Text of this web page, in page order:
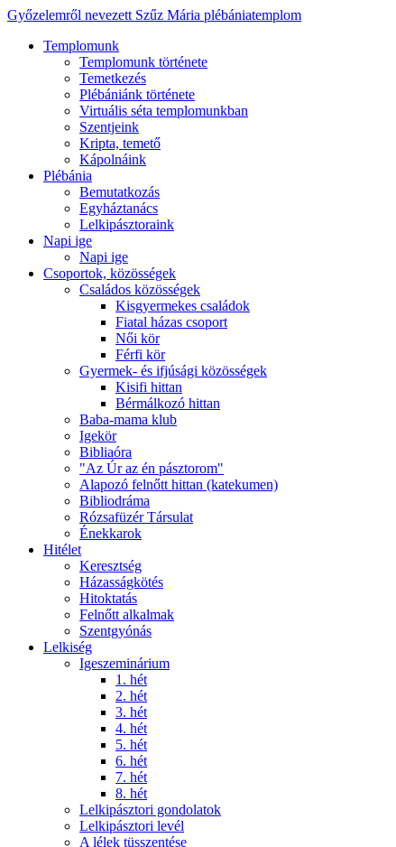
Győzelemről nevezett Szűz Mária plébániatemplom
Templomunk
Templomunk története
Temetkezés
Plébániánk története
Virtuális séta templomunkban
Szentjeink
Kripta, temető
Kápolnáink
Plébánia
Bemutatkozás
Egyháztanács
Lelkipásztoraink
Napi ige
Napi ige
Csoportok, közösségek
Családos közösségek
Kisgyermekes családok
Fiatal házas csoport
Női kör
Férfi kör
Gyermek- és ifjúsági közösségek
Kisifi hittan
Bérmálkozó hittan
Baba-mama klub
Igekör
Bibliaóra
"Az Úr az én pásztorom"
Alapozó felnőtt hittan (katekumen)
Bibliodráma
Rózsafüzér Társulat
Énekkarok
Hitélet
Keresztség
Házasságkötés
Hitoktatás
Felnőtt alkalmak
Szentgyónás
Lelkiség
Igeszeminárium
1. hét
2. hét
3. hét
4. hét
5. hét
6. hét
7. hét
8. hét
Lelkipásztori gondolatok
Lelkipásztori levél
A lélek tüsszentése